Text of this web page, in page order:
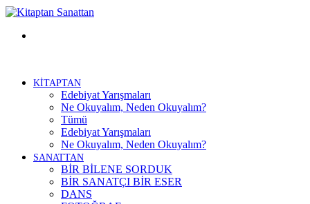
KİTAPTAN
Edebiyat Yarışmaları
Ne Okuyalım, Neden Okuyalım?
Tümü
Edebiyat Yarışmaları
Ne Okuyalım, Neden Okuyalım?
SANATTAN
BİR BİLENE SORDUK
BİR SANATÇI BİR ESER
DANS